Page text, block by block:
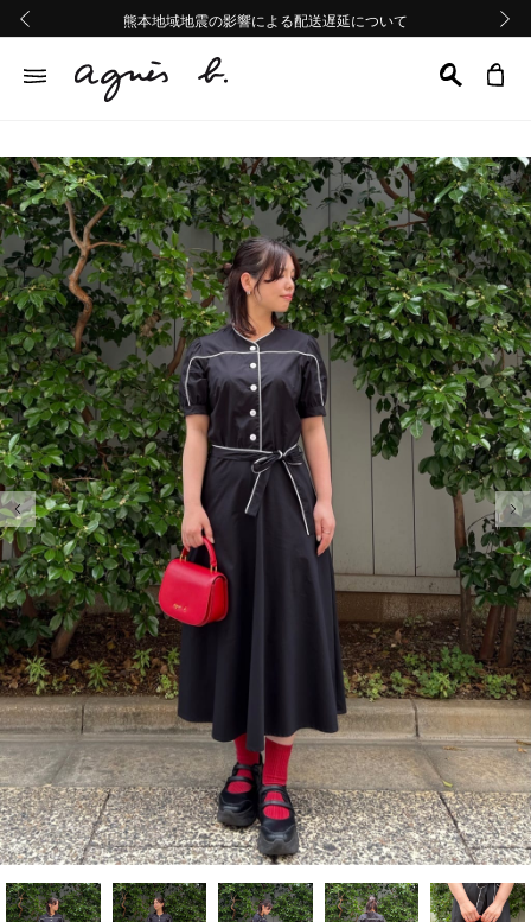
熊本地域地震の影響による配送遅延について
Summer Sale 2buy10%OFF!!
熊本地域地震の影響による配送遅延について
Summer Sale 2buy10%OFF!!
前の画像 次